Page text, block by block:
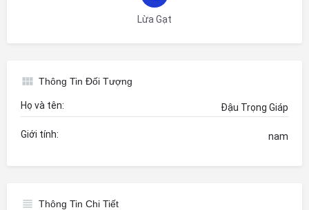
Lừa Gạt
Thông Tin Đối Tượng
Họ và tên: Đậu Trọng Giáp
Giới tính: nam
Thông Tin Chi Tiết